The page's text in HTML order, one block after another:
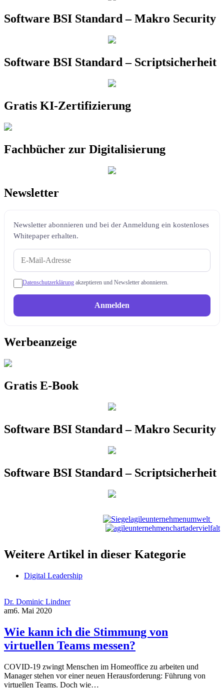
Software BSI Standard – Makro Security
Software BSI Standard – Scriptsicherheit
Gratis KI-Zertifizierung
Fachbücher zur Digitalisierung
Newsletter
Newsletter abonnieren und bei der Anmeldung ein kostenloses
Whitepaper erhalten.
Datenschutzerklärung akzeptieren und Newsletter abonnieren.
Anmelden
Werbeanzeige
Gratis E-Book
Software BSI Standard – Makro Security
Software BSI Standard – Scriptsicherheit
Weitere Artikel in dieser Kategorie
Digital Leadership
Dr. Dominic Lindner
am6. Mai 2020
Wie kann ich die Stimmung von
virtuellen Teams messen?
COVID-19 zwingt Menschen im Homeoffice zu arbeiten und
Manager stehen vor einer neuen Herausforderung: Führung von
virtuellen Teams. Doch wie…